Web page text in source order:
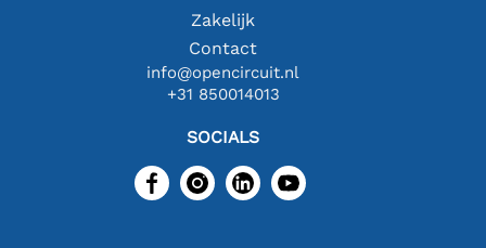
Zakelijk
Contact
info@opencircuit.nl
+31 850014013
SOCIALS